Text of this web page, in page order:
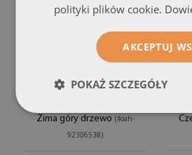
Zima góry drzewo (#oah-
92306538)
polityki plików cookie.
AKCEPTUJ
POKAŻ SZCZEGÓŁY